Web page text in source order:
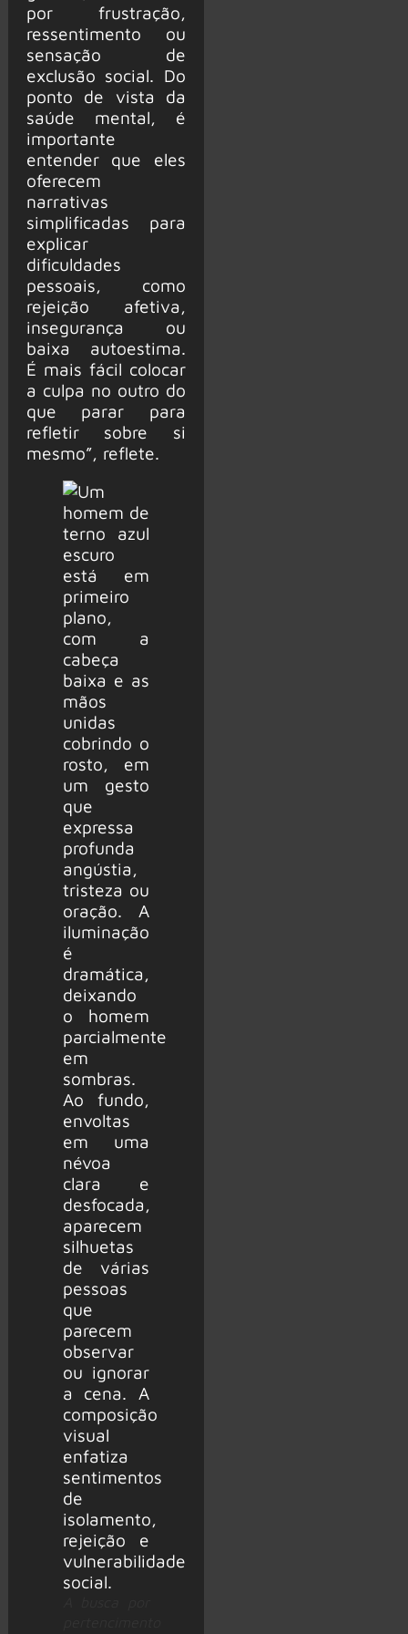
por frustração,
ressentimento ou
sensação de
exclusão social. Do
ponto de vista da
saúde mental, é
importante
entender que eles
oferecem
narrativas
simplificadas para
explicar
dificuldades
pessoais, como
rejeição afetiva,
insegurança ou
baixa autoestima.
É mais fácil colocar
a culpa no outro do
que parar para
refletir sobre si
mesmo”, reflete.